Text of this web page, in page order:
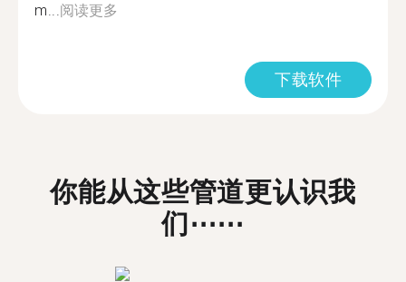
m...阅读更多
下载软件
你能从这些管道更认识我
们⋯⋯